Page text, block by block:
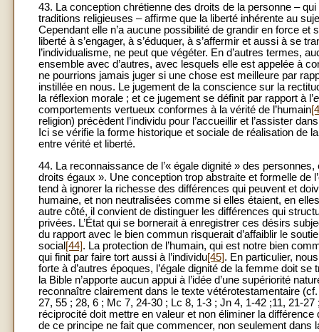
43. La conception chrétienne des droits de la personne –
traditions religieuses – affirme que la liberté inhérente au
Cependant elle n’a aucune possibilité de grandir en force
liberté à s’engager, à s’éduquer, à s’affermir et aussi à se
l’individualisme, ne peut que végéter. En d’autres termes,
ensemble avec d’autres, avec lesquels elle est appelée à
ne pourrions jamais juger si une chose est meilleure par
instillée en nous. Le jugement de la conscience sur la
la réflexion morale ; et ce jugement se définit par rapport à l’
comportements vertueux conformes à la vérité de l’humain
religion) précèdent l’individu pour l’accueillir et l’assister
Ici se vérifie la forme historique et sociale de réalisation de
entre vérité et liberté.
44. La reconnaissance de l’« égale dignité » des
droits égaux ». Une conception trop abstraite et formelle de
tend à ignorer la richesse des différences qui peuvent et
humaine, et non neutralisées comme si elles étaient, en
autre côté, il convient de distinguer les différences qui
privées. L’État qui se bornerait à enregistrer ces désirs
du rapport avec le bien commun risquerait d’affaiblir le
social[44]. La protection de l’humain, qui est notre bien
qui finit par faire tort aussi à l’individu[45]. En particulier,
forte à d’autres époques, l’égale dignité de la femme doit
la Bible n’apporte aucun appui à l’idée d’une supériorité
reconnaître clairement dans le texte vétérotestamentaire
27, 55 ; 28, 6 ; Mc 7, 24-30 ; Lc 8, 1-3 ; Jn 4, 1-42 ;11, 21-
réciprocité doit mettre en valeur et non éliminer la
de ce principe ne fait que commencer, non seulement